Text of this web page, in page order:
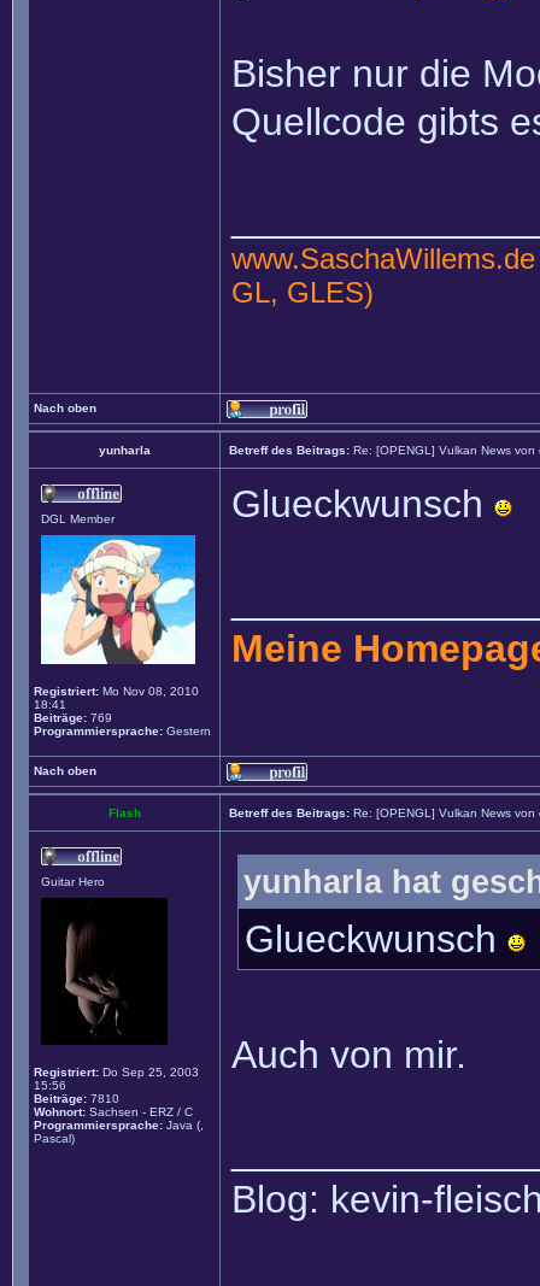
Bisher nur die
Quellcode gibts
www.SaschaWillems.de
GL, GLES)
Nach oben
yunharla Betreff des Beitrags: Re: [OPENGL] Vulkan News von
DGL Member
Registriert: Mo Nov 08, 2010
18:41
Beiträge: 769
Programmiersprache: Gestern
Glueckwunsch
Meine
Nach oben
Flash Betreff des Beitrags: Re: [OPENGL] Vulkan News von
Guitar Hero
Registriert: Do Sep 25, 2003
15:56
Beiträge: 7810
Wohnort: Sachsen - ERZ / C
Programmiersprache: Java (,
Pascal)
yunharla hat
Glueckwunsch
Auch von mir.
Blog: kevin-